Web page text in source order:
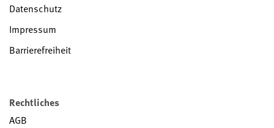
Datenschutz
Impressum
Barrierefreiheit
Rechtliches
AGB